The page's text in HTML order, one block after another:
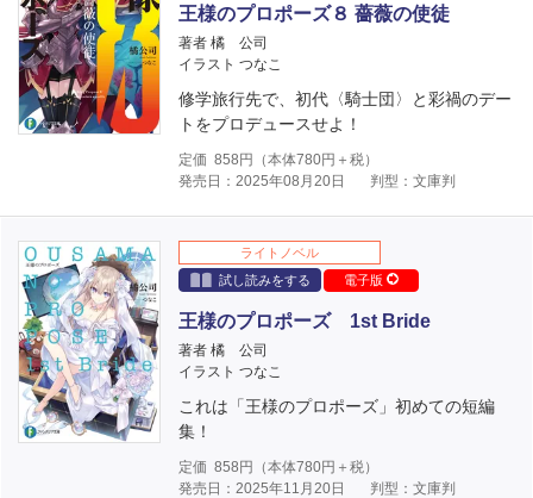
王様のプロポーズ８ 薔薇の使徒
著者 橘 公司
イラスト つなこ
修学旅行先で、初代〈騎士団〉と彩禍のデー
トをプロデュースせよ！
定価 858 円（本体780円＋税）
発売日：2025年08月20日
判型：文庫判
ライトノベル
試し読みをする
電子版
王様のプロポーズ 1st Bride
著者 橘 公司
イラスト つなこ
これは「王様のプロポーズ」初めての短編
集！
定価 858 円（本体780円＋税）
発売日：2025年11月20日
判型：文庫判